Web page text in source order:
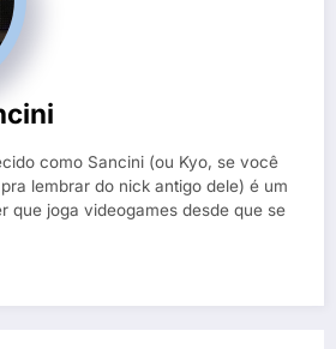
como Sancini (ou Kyo, se você
lembrar do nick antigo dele) é um
que joga videogames desde que se